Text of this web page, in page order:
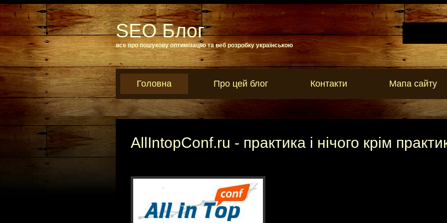
SEO Блог
все про пошукову оптимізацію та веб розробку українською
Головна Про цей блог Контакти Мапа сайту
AllIntopConf.ru - практика і нічого крім